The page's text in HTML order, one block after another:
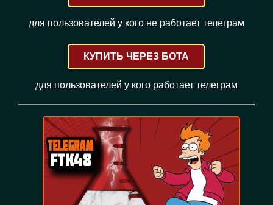
для пользователей у кого не работает телеграм
КУПИТЬ ЧЕРЕЗ БОТА
для пользователей у кого работает телеграм